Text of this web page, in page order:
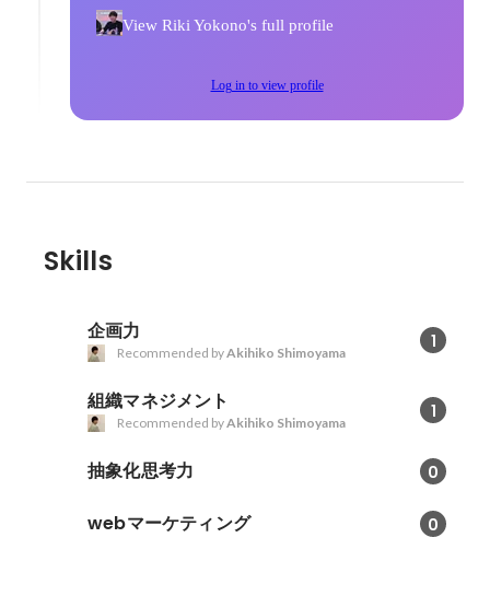
View Riki Yokono's full profile
Log in to view profile
Skills
企画力 1
Recommended byAkihiko Shimoyama
組織マネジメント 1
Recommended byAkihiko Shimoyama
抽象化思考力 0
webマーケティング 0